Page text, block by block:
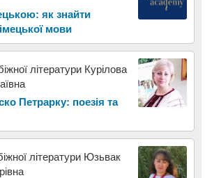
як знайти
мови
літератури Курілова
Петрарку: поезія та
літератури Юзьвак